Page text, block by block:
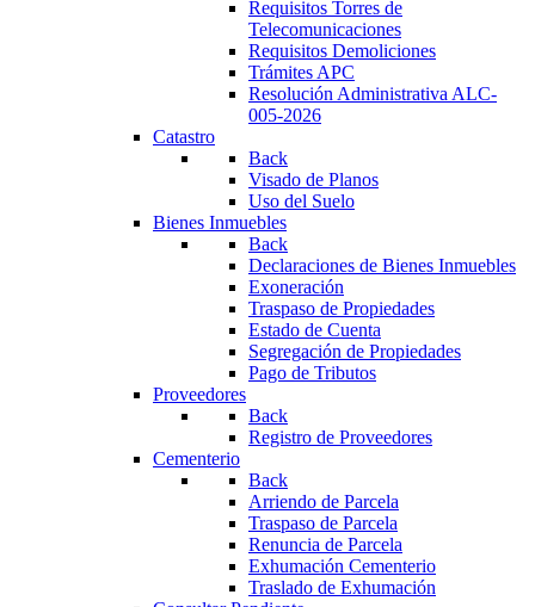
Requisitos Torres de
Telecomunicaciones
Requisitos Demoliciones
Trámites APC
Resolución Administrativa ALC-
005-2026
Catastro
Back
Visado de Planos
Uso del Suelo
Bienes Inmuebles
Back
Declaraciones de Bienes Inmuebles
Exoneración
Traspaso de Propiedades
Estado de Cuenta
Segregación de Propiedades
Pago de Tributos
Proveedores
Back
Registro de Proveedores
Cementerio
Back
Arriendo de Parcela
Traspaso de Parcela
Renuncia de Parcela
Exhumación Cementerio
Traslado de Exhumación